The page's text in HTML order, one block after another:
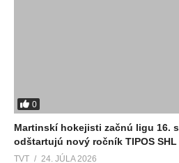
0
Martinskí hokejisti začnú ligu 16.
odštartujú nový ročník TIPOS
TVT 24. JÚLA 2026